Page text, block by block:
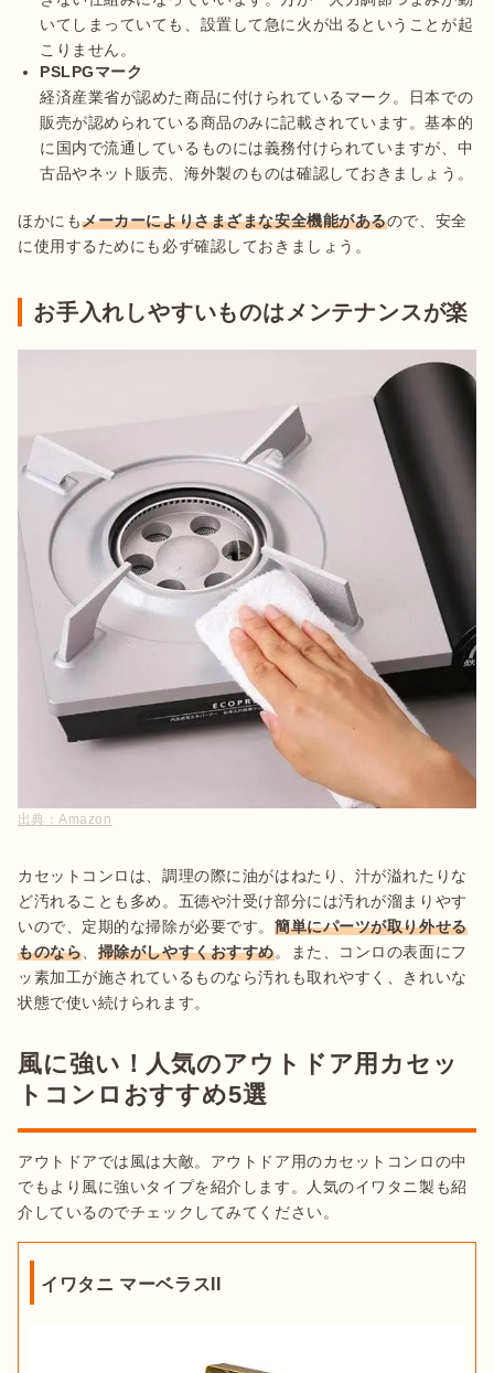
いてしまっていても、設置して急に火が出るということが起
こりません。
PSLPGマーク
経済産業省が認めた商品に付けられているマーク。日本での
販売が認められている商品のみに記載されています。基本的
に国内で流通しているものには義務付けられていますが、中
古品やネット販売、海外製のものは確認しておきましょう。
ほかにもメーカーによりさまざまな安全機能があるので、安全
に使用するためにも必ず確認しておきましょう。
お手入れしやすいものはメンテナンスが楽
出典：Amazon
カセットコンロは、調理の際に油がはねたり、汁が溢れたりな
ど汚れることも多め。五徳や汁受け部分には汚れが溜まりやす
いので、定期的な掃除が必要です。 簡単にパーツが取り外せる
ものなら
掃除がしやすくおすすめ。また、コンロの表面にフ
ッ素加工が施されているものなら汚れも取れやすく、きれいな
状態で使い続けられます。
風に強い！人気のアウトドア用カセッ
トコンロおすすめ5選
アウトドアでは風は大敵。アウトドア用のカセットコンロの中
でもより風に強いタイプを紹介します。人気のイワタニ製も紹
介しているのでチェックしてみてください。
イワタニ マーベラスII